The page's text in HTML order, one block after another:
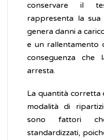
conservare il
rappresenta la sua
genera danni a
e un rallentamento
conseguenza
arresta.
La quantità corretta
modalità di
sono fattori
standardizzati,